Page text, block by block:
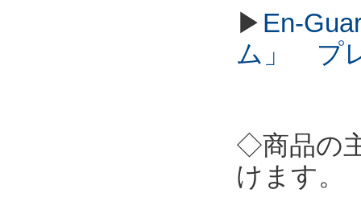
▶ En-
ム」 プ
◇商品の
けます。